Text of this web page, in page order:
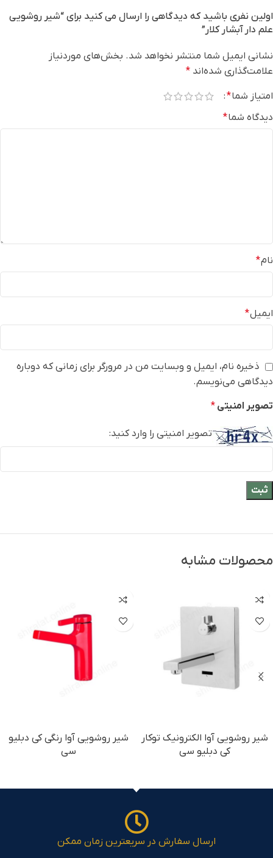
اولین نفری باشید که دیدگاهی را ارسال می کنید برای “شیر روشویی
علم دار آبشار کلار”
نشانی ایمیل شما منتشر نخواهد شد. بخش‌های موردنیاز
علامت‌گذاری شده‌اند *
امتیاز شما*
دیدگاه شما*
نام*
ایمیل*
ذخیره نام، ایمیل و وبسایت من در مرورگر برای زمانی که دوباره
دیدگاهی می‌نویسم.
تصویر امنیتی *
تصویر امنیتی را وارد کنید:
محصولات مشابه
شیر روشویی آوا الکترونیک توکار
کی دبلیو سی
شیر روشویی آوا رنگی کی دبلیو
سی
ارسال سفارش در سریعترین زمان ممکن